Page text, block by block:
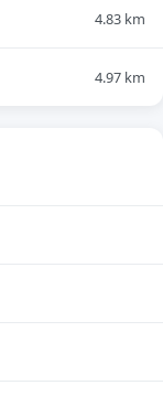
4.83 km
4.97 km